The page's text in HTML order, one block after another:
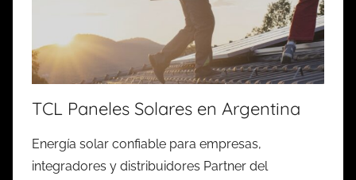
TCL Paneles Solares en Argentina
Energía solar confiable para empresas,
integradores y distribuidores Partner del